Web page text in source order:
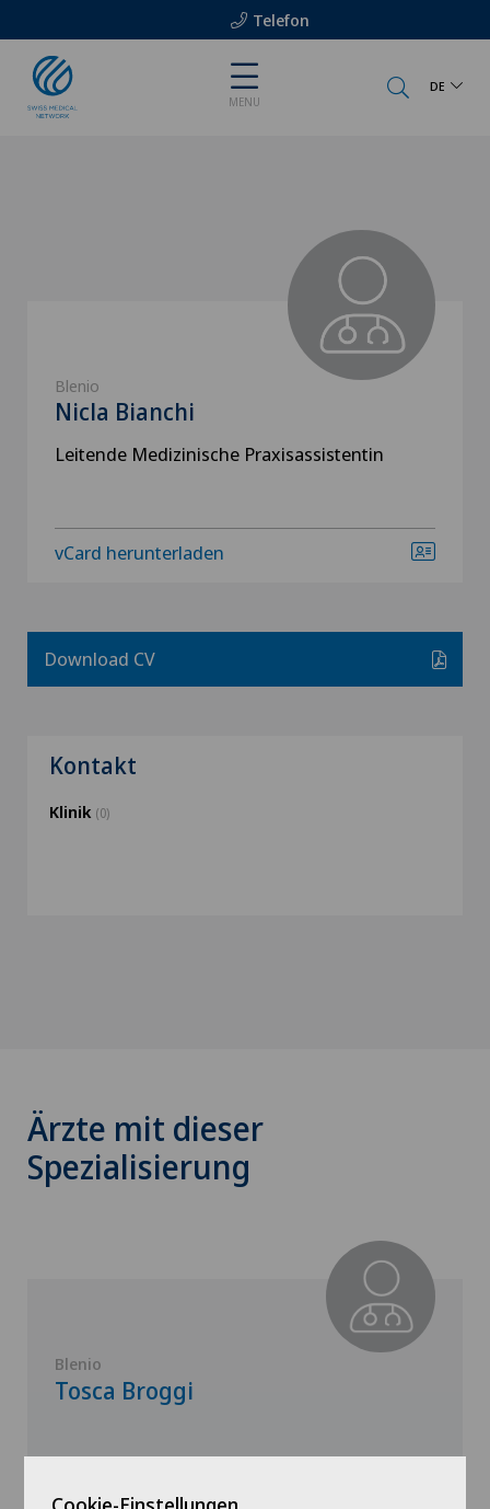
Telefon
MENU
DE
Blenio
Nicla Bianchi
Leitende Medizinische Praxisassistentin
vCard herunterladen
Download CV
Kontakt
Klinik (0)
Ärzte mit dieser
Spezialisierung
Blenio
Tosca Broggi